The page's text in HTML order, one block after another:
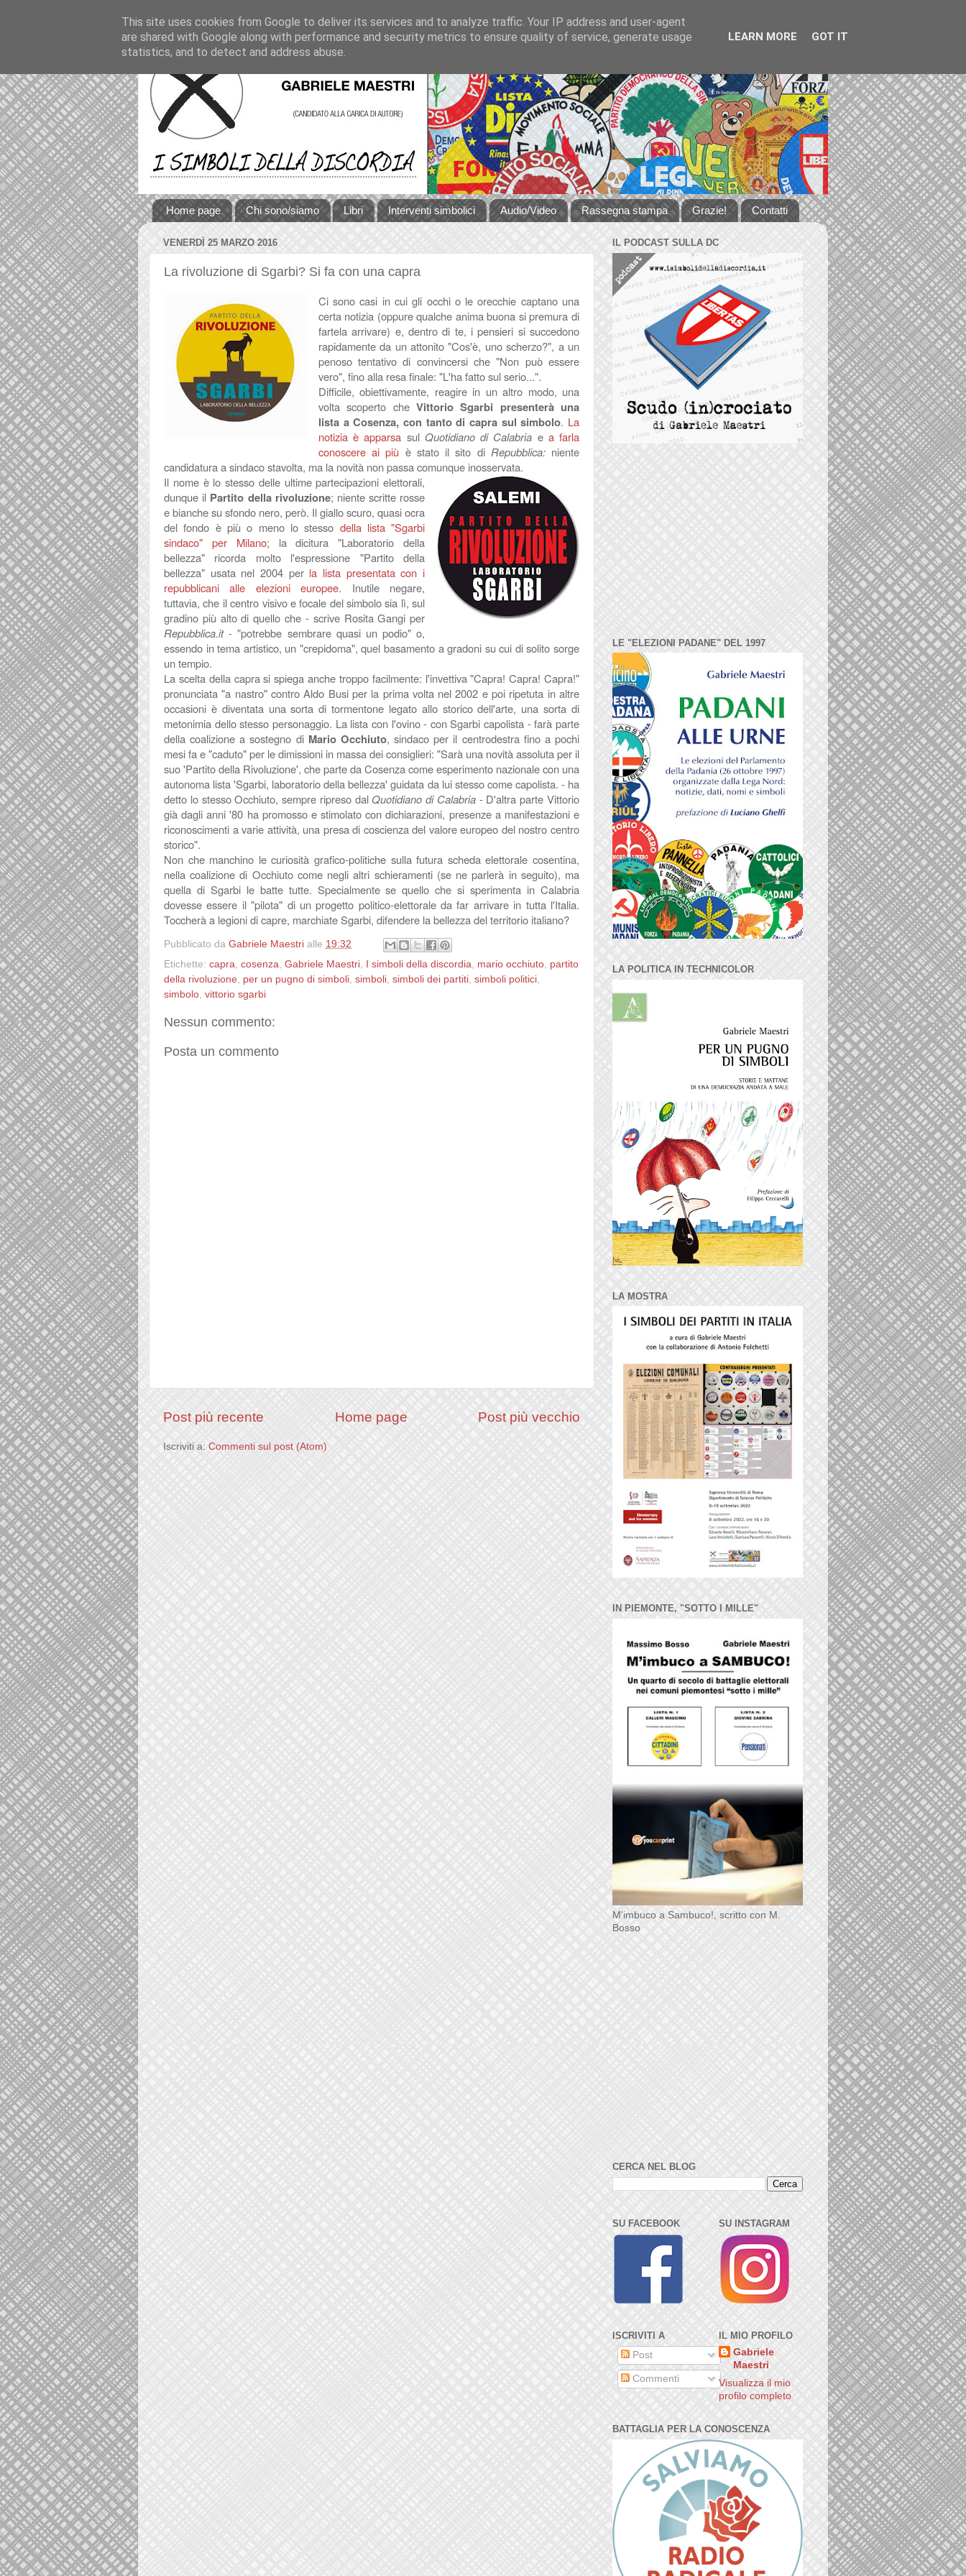
Home page Chi sono/siamo Libri Interventi simbolici Audio/Video Rassegna stampa Grazie! Contatti
VENERDÌ 25 MARZO 2016
La rivoluzione di Sgarbi? Si fa con una capra
Ci sono casi in cui gli occhi o le orecchie captano una
certa notizia (oppure qualche anima buona si premura di
fartela arrivare) e, dentro di te, i pensieri si succedono
rapidamente da un attonito "Cos'è, uno scherzo?", a un
penoso tentativo di convincersi che "Non può essere
vero", fino alla resa finale: "L'ha fatto sul serio...".
Difficile, obiettivamente, reagire in un altro modo, una
volta scoperto che Vittorio Sgarbi presenterà una
lista a Cosenza, con tanto di capra sul simbolo. La
notizia è apparsa sul Quotidiano di Calabria e a farla
conoscere ai più è stato il sito di Repubblica: niente
candidatura a sindaco stavolta, ma la novità non passa comunque inosservata.
Il nome è lo stesso delle ultime partecipazioni elettorali,
dunque il Partito della rivoluzione; niente scritte rosse
e bianche su sfondo nero, però. Il giallo scuro, quasi ocra
del fondo è più o meno lo stesso della lista "Sgarbi
sindaco" per Milano; la dicitura "Laboratorio della
bellezza" ricorda molto l'espressione "Partito della
bellezza" usata nel 2004 per la lista presentata con i
repubblicani alle elezioni europee. Inutile negare,
tuttavia, che il centro visivo e focale del simbolo sia lì, sul
gradino più alto di quello che - scrive Rosita Gangi per
Repubblica.it- "potrebbe sembrare quasi un podio" o,
essendo in tema artistico, un "crepidoma", quel basamento a gradoni su cui di solito sorge
un tempio.
La scelta della capra si spiega anche troppo facilmente: l'invettiva "Capra! Capra! Capra!"
pronunciata "a nastro" contro Aldo Busi per la prima volta nel 2002 e poi ripetuta in altre
occasioni è diventata una sorta di tormentone legato allo storico dell'arte, una sorta di
metonimia dello stesso personaggio. La lista con l'ovino - con Sgarbi capolista - farà parte
della coalizione a sostegno di Mario Occhiuto, sindaco per il centrodestra fino a pochi
mesi fa e "caduto" per le dimissioni in massa dei consiglieri: "Sarà una novità assoluta per il
suo 'Partito della Rivoluzione', che parte da Cosenza come esperimento nazionale con una
autonoma lista 'Sgarbi, laboratorio della bellezza' guidata da lui stesso come capolista. - ha
detto lo stesso Occhiuto, sempre ripreso dal Quotidiano di Calabria - D'altra parte Vittorio
già dagli anni '80 ha promosso e stimolato con dichiarazioni, presenze a manifestazioni e
riconoscimenti a varie attività, una presa di coscienza del valore europeo del nostro centro
storico".
Non che manchino le curiosità grafico-politiche sulla futura scheda elettorale cosentina,
nella coalizione di Occhiuto come negli altri schieramenti (se ne parlerà in seguito), ma
quella di Sgarbi le batte tutte. Specialmente se quello che si sperimenta in Calabria
dovesse essere il "pilota" di un progetto politico-elettorale da far arrivare in tutta l'Italia.
Toccherà a legioni di capre, marchiate Sgarbi, difendere la bellezza del territorio italiano?
Pubblicato da Gabriele Maestri alle 19:32
Etichette: capra cosenza Gabriele Maestri I simboli della discordia mario occhiuto partito
della rivoluzione
per un pugno di simboli simboli simboli dei partiti simboli politici
simbolo vittorio sgarbi
Nessun commento:
Posta un commento
Post più recente Post più vecchio
Home page
Iscriviti a: Commenti sul post (Atom)
IL PODCAST SULLA DC
LE "ELEZIONI PADANE" DEL 1997
LA POLITICA IN TECHNICOLOR
LA MOSTRA
IN PIEMONTE, "SOTTO I MILLE"
M'imbuco a Sambuco!, scritto con M.
Bosso
CERCA NEL BLOG
SU FACEBOOK
ISCRIVITI A
Post
Commenti
SU INSTAGRAM
IL MIO PROFILO
Gabriele
Maestri
Visualizza il mio
profilo completo
BATTAGLIA PER LA CONOSCENZA
This site uses cookies from Google to deliver its services and to analyze traffic. Your IP address and user-agent
are shared with Google along with performance and security metrics to ensure quality of service, generate usage
statistics, and to detect and address abuse.
LEARN MORE GOT IT